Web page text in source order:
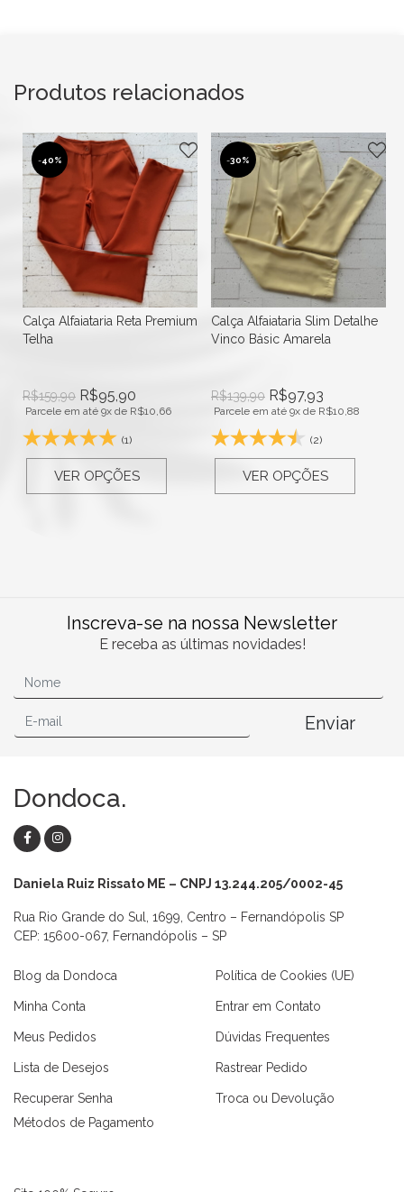
Produtos relacionados
-40%
Calça Alfaiataria Reta Premium
Telha
R$159,90 R$95,90
Parcele em até 9x de R$10,66
(1)
VER OPÇÕES
-30%
Calça Alfaiataria Slim Detalhe
Vinco Básic Amarela
R$139,90 R$97,93
Parcele em até 9x de R$10,88
(2)
VER OPÇÕES
Inscreva-se na nossa Newsletter
E receba as últimas novidades!
Enviar
Dondoca.
Daniela Ruiz Rissato ME – CNPJ 13.244.205/0002-45
Rua Rio Grande do Sul, 1699, Centro – Fernandópolis SP
CEP: 15600-067, Fernandópolis – SP
Blog da Dondoca
Minha Conta
Meus Pedidos
Lista de Desejos
Recuperar Senha
Política de Cookies (UE)
Entrar em Contato
Dúvidas Frequentes
Rastrear Pedido
Troca ou Devolução
Métodos de Pagamento